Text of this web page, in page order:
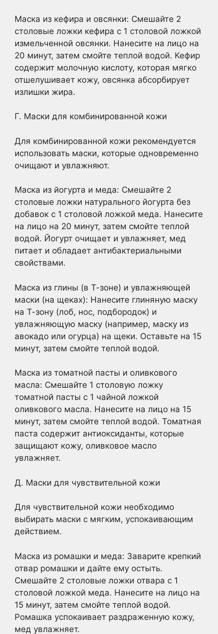
Маска из кефира и овсянки: Смешайте 2
столовые ложки кефира с 1 столовой ложкой
измельченной овсянки. Нанесите на лицо на
20 минут, затем смойте теплой водой. Кефир
содержит молочную кислоту, которая мягко
отшелушивает кожу, овсянка абсорбирует
излишки жира.
Г. Маски для комбинированной кожи
Для комбинированной кожи рекомендуется
использовать маски, которые одновременно
очищают и увлажняют.
Маска из йогурта и меда: Смешайте 2
столовые ложки натурального йогурта без
добавок с 1 столовой ложкой меда. Нанесите
на лицо на 20 минут, затем смойте теплой
водой. Йогурт очищает и увлажняет, мед
питает и обладает антибактериальными
свойствами.
Маска из глины (в Т-зоне) и увлажняющей
маски (на щеках): Нанесите глиняную маску
на Т-зону (лоб, нос, подбородок) и
увлажняющую маску (например, маску из
авокадо или огурца) на щеки. Оставьте на 15
минут, затем смойте теплой водой.
Маска из томатной пасты и оливкового
масла: Смешайте 1 столовую ложку
томатной пасты с 1 чайной ложкой
оливкового масла. Нанесите на лицо на 15
минут, затем смойте теплой водой. Томатная
паста содержит антиоксиданты, которые
защищают кожу, оливковое масло
увлажняет.
Д. Маски для чувствительной кожи
Для чувствительной кожи необходимо
выбирать маски с мягким, успокаивающим
действием.
Маска из ромашки и меда: Заварите крепкий
отвар ромашки и дайте ему остыть.
Смешайте 2 столовые ложки отвара с 1
столовой ложкой меда. Нанесите на лицо на
15 минут, затем смойте теплой водой.
Ромашка успокаивает раздраженную кожу,
мед увлажняет.